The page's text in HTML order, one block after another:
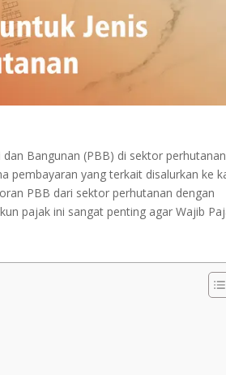
Bangunan (PBB) di sektor
pembayaran yang terkait disalurkan ke
PBB dari sektor perhutanan dengan
pajak ini sangat penting agar Wajib